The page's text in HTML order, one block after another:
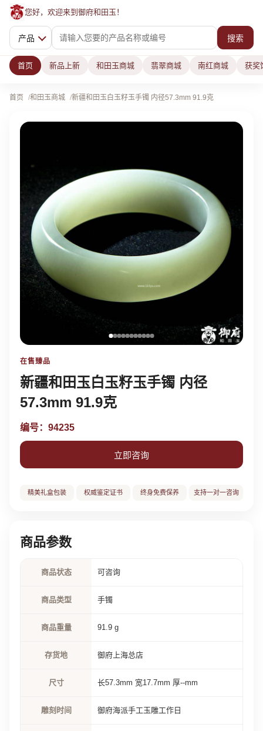
您好，欢迎来到御府和田玉！
产品 搜索
首页 新品上新 和田玉商城 翡翠商城 南红商城 获奖
首页 和田玉商城 新疆和田玉白玉籽玉手镯 内径57.3mm 91.9克
在售臻品
新疆和田玉白玉籽玉手镯 内径
57.3mm 91.9克
编号：94235
立即咨询
精美礼盒包装 权威鉴定证书 终身免费保养 支持一对一咨询
商品参数
商品状态 可咨询
商品类型 手镯
商品重量 91.9 g
存货地 御府上海总店
尺寸 长57.3mm 宽17.7mm 厚--mm
雕刻时间 御府海派手工玉雕工作日